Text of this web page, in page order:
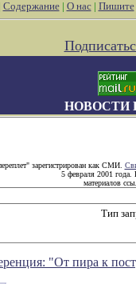
Содержание| О нас| Пишите
НОВОСТИ
зарегистрирован как СМИ.
5 февраля 2001 года.
материалов
Тип
"От пира к